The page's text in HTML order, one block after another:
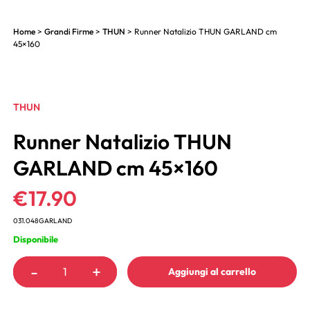
Home > Grandi Firme > THUN > Runner Natalizio THUN GARLAND cm
45×160
THUN
Runner Natalizio THUN
GARLAND cm 45×160
€17.90
031.048GARLAND
Disponibile
- + Aggiungi al carrello